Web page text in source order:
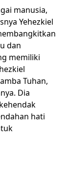
manusia,
Yehezkiel
dan
memiliki
Tuhan,
Dia
hati